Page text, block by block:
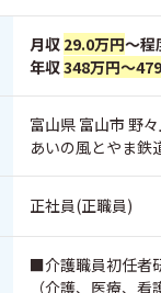
月収 29.0万円～程
年収348万円～
富山県 富山市 野
あいの風とやま鉄
正社員(正職員)
■介護職員初任者
（介護、医療、